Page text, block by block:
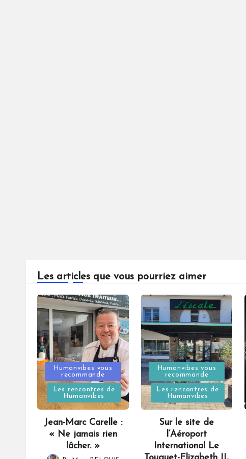
Les articles que vous pourriez aimer
Posted
in
Humanvibes vous
recommande
Les rencontres de
Humanvibes
Jean-Marc Carelle :
« Ne jamais rien
lâcher. »
Posted
in
Humanvibes vous
recommande
Les rencontres de
Humanvibes
Sur le site de
l’Aéroport
International Le